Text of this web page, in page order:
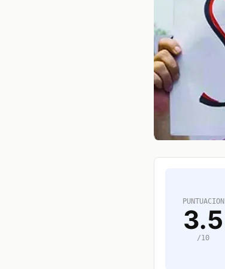
PUNTUACION
3.5
/10